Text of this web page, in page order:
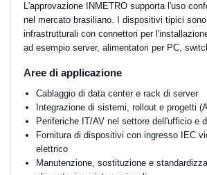
L'approvazione INMETRO supporta l'uso
nel mercato brasiliano. I dispositivi tipici
infrastrutturali con connettori per
ad esempio server, alimentatori per PC,
Aree di applicazione
Cablaggio di data center e rack di server
Integrazione di sistemi, rollout e progetti
Periferiche IT/AV nel settore dell'ufficio e
Fornitura di dispositivi con ingresso IEC
elettrico
Manutenzione, sostituzione e